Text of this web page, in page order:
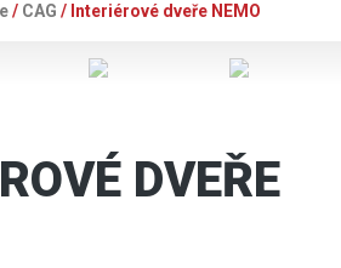
/ CAG / Interiérové dveře NEMO
DVEŘE